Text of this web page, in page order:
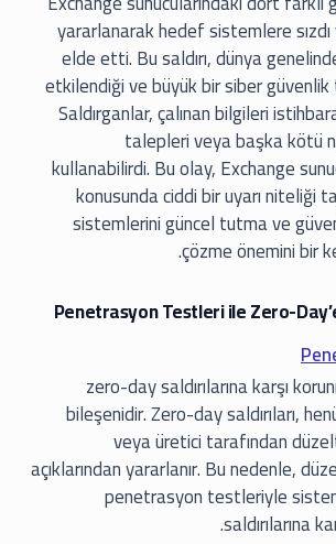
yararlanarak hedef sistemlere
elde etti. Bu saldırı, dünya
etkilendiği ve büyük bir siber
Saldırganlar, çalınan bilgileri
talepleri veya başka kötü
kullanabilirdi. Bu olay, Exchange
konusunda ciddi bir uyarı niteliği
sistemlerini güncel tutma ve
çözme önemini bir
Penetrasyon Testleri ile Zero-
, zero-day saldırılarına karşı
bileşenidir. Zero-day saldırıları,
veya üretici tarafından
açıklarından yararlanır. Bu nedenle,
penetrasyon testleriyle
saldırılarına